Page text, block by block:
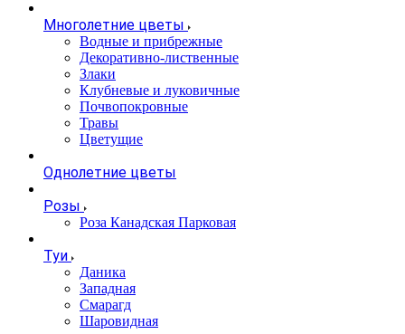
Многолетние цветы
Водные и прибрежные
Декоративно-лиственные
Злаки
Клубневые и луковичные
Почвопокровные
Травы
Цветущие
Однолетние цветы
Розы
Роза Канадская Парковая
Туи
Даника
Западная
Смарагд
Шаровидная